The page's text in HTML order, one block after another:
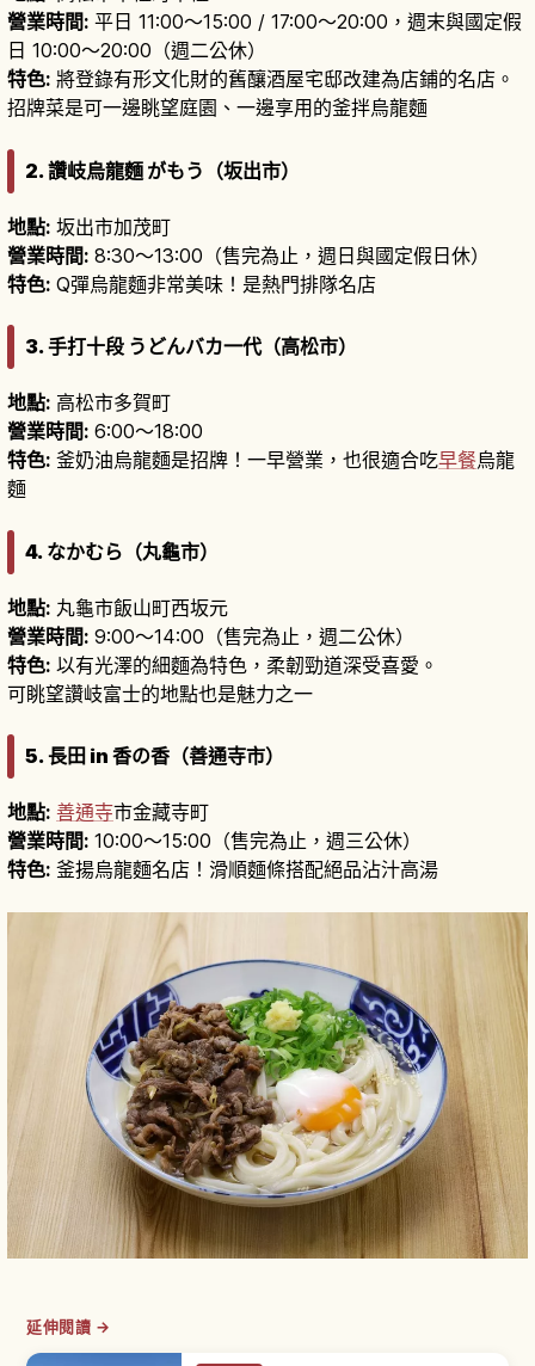
營業時間: 平日 11:00〜15:00 / 17:00〜20:00，週末與國定假
日 10:00〜20:00（週二公休）
特色: 將登錄有形文化財的舊釀酒屋宅邸改建為店鋪的名店。
招牌菜是可一邊眺望庭園、一邊享用的釜拌烏龍麵
2. 讚岐烏龍麵 がもう（坂出市）
地點: 坂出市加茂町
營業時間: 8:30〜13:00（售完為止，週日與國定假日休）
特色: Q彈烏龍麵非常美味！是熱門排隊名店
3. 手打十段 うどんバカ一代（高松市）
地點: 高松市多賀町
營業時間: 6:00〜18:00
特色: 釜奶油烏龍麵是招牌！一早營業，也很適合吃早餐烏龍
麵
4. なかむら（丸龜市）
地點: 丸龜市飯山町西坂元
營業時間: 9:00〜14:00（售完為止，週二公休）
特色: 以有光澤的細麵為特色，柔韌勁道深受喜愛。
可眺望讚岐富士的地點也是魅力之一
5. 長田 in 香の香（善通寺市）
地點: 善通寺市金藏寺町
營業時間: 10:00〜15:00（售完為止，週三公休）
特色: 釜揚烏龍麵名店！滑順麵條搭配絕品沾汁高湯
延伸閱讀 →